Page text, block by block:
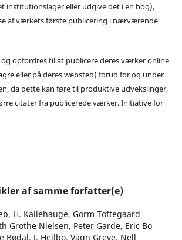
institutionslager eller udgive det i en bog),
af værkets første publicering i nærværende
opfordres til at publicere deres værker online
eller på deres websted) forud for og under
da dette kan føre til produktive udvekslinger,
citater fra publicerede værker. Initiative for
af samme forfatter(e)
H. Kallehauge, Gorm Toftegaard
Grothe Nielsen, Peter Garde, Eric Bo
Bødal, J. Heilbo, Vagn Greve, Nell